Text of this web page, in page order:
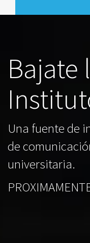
Bajate
Una fuente de
de
universitaria.